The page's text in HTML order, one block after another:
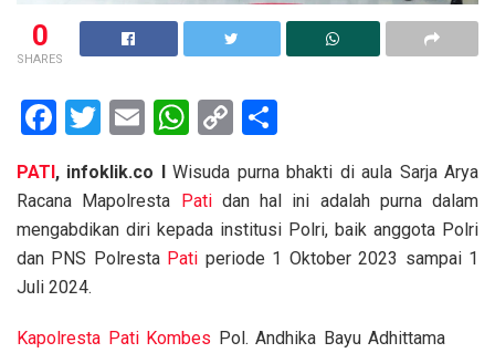
0
SHARES
F
ce
b
o
o
k
T
tt
er
E
ail
W
at
s
A
p
C
py
Li
n
ar
e
PATI , infoklik.co I
Wisuda purna bhakti di aula Sarja Arya
Racana Mapolresta
Patidan hal ini adalah purna dalam
mengabdikan diri kepada institusi Polri, baik anggota Polri
dan PNS Polresta Pati periode 1 Oktober 2023 sampai 1
Juli 2024.
Kapolresta Pati Kombes Pol. Andhika Bayu Adhittama